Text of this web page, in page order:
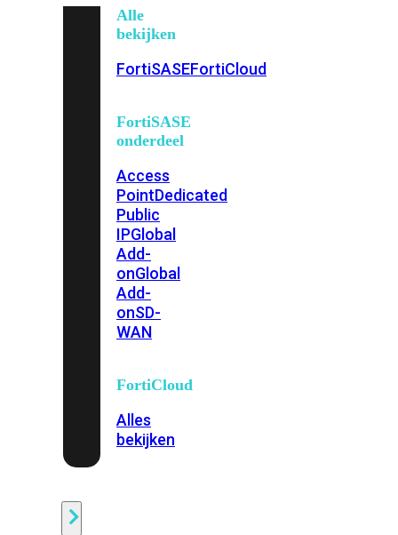
Alle
bekijken
FortiSASEFortiCloud
FortiSASE
onderdeel
Access
PointDedicated
Public
IPGlobal
Add-
onGlobal
Add-
onSD-
WAN
FortiCloud
Alles
bekijken